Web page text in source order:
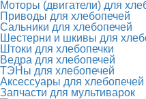
Моторы (двигатели) для
Приводы для хлебопечей
Сальники для хлебопечей
Шестерни и шкивы для
Штоки для хлебопечки
Ведра для хлебопечей
ТЭНы для хлебопечей
Аксессуары для хлебопечей
Запчасти для мультиварок